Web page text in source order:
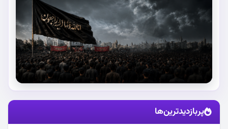
استقبال از آقای شهید ایران
مشاهده اخبار
پربازدیدترین‌ها